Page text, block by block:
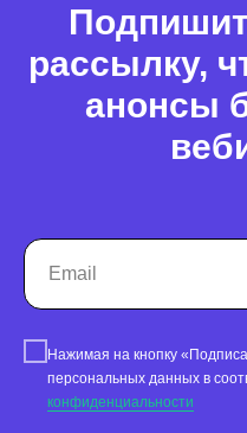
рассылку,
анонсы
Нажимая на кнопку
персональных данных в
конфиденциальности